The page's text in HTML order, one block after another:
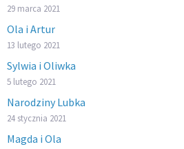
29 marca 2021
Ola i Artur
13 lutego 2021
Sylwia i Oliwka
5 lutego 2021
Narodziny Lubka
24 stycznia 2021
Magda i Ola